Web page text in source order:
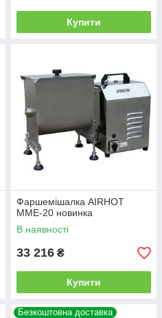
Купити
Фаршемішалка AIRHOT
MME-20 новинка
В наявності
33 216 ₴
Купити
Безкоштовна доставка